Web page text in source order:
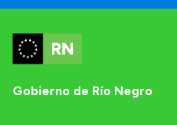
Gobierno de Río Negro